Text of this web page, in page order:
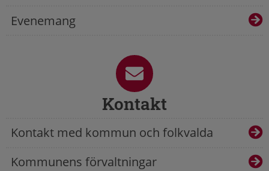
Evenemang
Kontakt
Kontakt med kommun och folkvalda
Kommunens förvaltningar